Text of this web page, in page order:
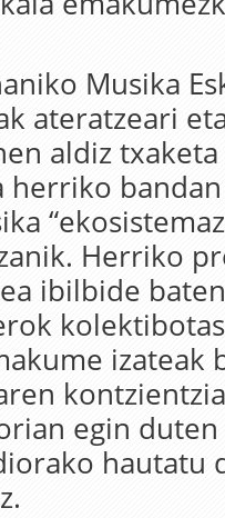
Musika
ateratzeari
aldiz
herriko
Herriko
ibilbide
izateak
egin
hautatu